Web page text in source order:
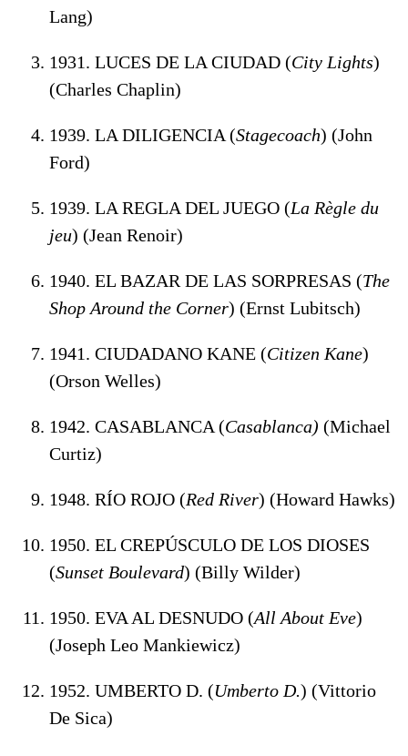
Lang)
1931. LUCES DE LA CIUDAD (City Lights)
(Charles Chaplin)
1939. LA DILIGENCIA (Stagecoach) (John
Ford)
1939. LA REGLA DEL JUEGO (La Règle du
jeu) (Jean Renoir)
1940. EL BAZAR DE LAS SORPRESAS (The
Shop Around the Corner) (Ernst Lubitsch)
1941. CIUDADANO KANE (Citizen Kane)
(Orson Welles)
1942. CASABLANCA (Casablanca) (Michael
Curtiz)
1948. RÍO ROJO (Red River) (Howard Hawks)
1950. EL CREPÚSCULO DE LOS DIOSES
(Sunset Boulevard) (Billy Wilder)
1950. EVA AL DESNUDO (All About Eve)
(Joseph Leo Mankiewicz)
1952. UMBERTO D. (Umberto D.) (Vittorio
De Sica)